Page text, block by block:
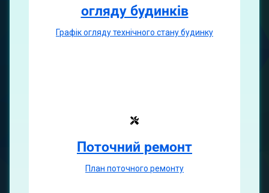
огляду будинків
Графік огляду технічного стану будинку
Поточний ремонт
План поточного ремонту